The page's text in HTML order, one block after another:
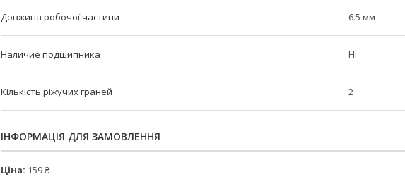
Довжина робочої частини 6.5 мм
Наличие подшипника Ні
Кількість ріжучих граней 2
ІНФОРМАЦІЯ ДЛЯ ЗАМОВЛЕННЯ
Ціна: 159 ₴